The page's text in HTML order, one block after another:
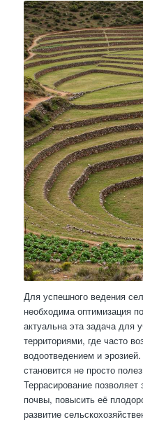
Для успешного ведения
необходима оптимизация
актуальна эта задача для
территориями, где часто
водоотведением и
становится не просто
Террасирование
почвы, повысить её
развитие